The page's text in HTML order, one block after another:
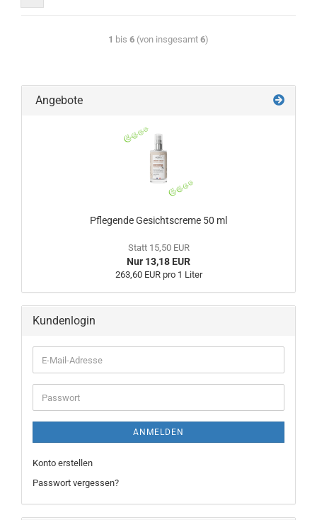
1 bis 6 (von insgesamt 6)
Angebote
Pflegende Gesichtscreme 50 ml
Statt 15,50 EUR
Nur 13,18 EUR
263,60 EUR pro 1 Liter
Kundenlogin
ANMELDEN
Konto erstellen
Passwort vergessen?